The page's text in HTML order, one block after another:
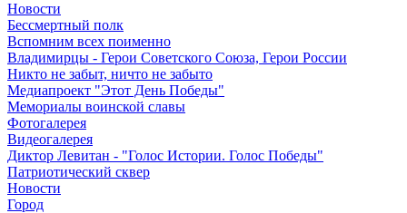
Новости
Бессмертный полк
Вспомним всех поименно
Владимирцы - Герои Советского Союза, Герои России
Никто не забыт, ничто не забыто
Медиапроект "Этот День Победы"
Мемориалы воинской славы
Фотогалерея
Видеогалерея
Диктор Левитан - "Голос Истории. Голос Победы"
Патриотический сквер
Новости
Город